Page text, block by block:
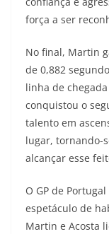
força a ser
No final, Martin
de 0,882
linha de
conquistou o
talento em
lugar, tornando-
alcançar esse
O GP de
espetáculo de
Martin e Acosta